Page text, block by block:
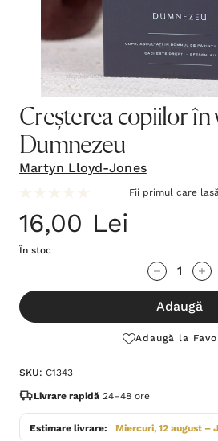
Creșterea copiilor în
Dumnezeu
Martyn Lloyd-Jones
Fii primul care
16,00 Lei
În stoc
te!
Stocul
Adaugă
Adaugă la
SKU: C1343
Livrare rapidă 24–48 ore
Estimare livrare: Miercuri, 12 august –